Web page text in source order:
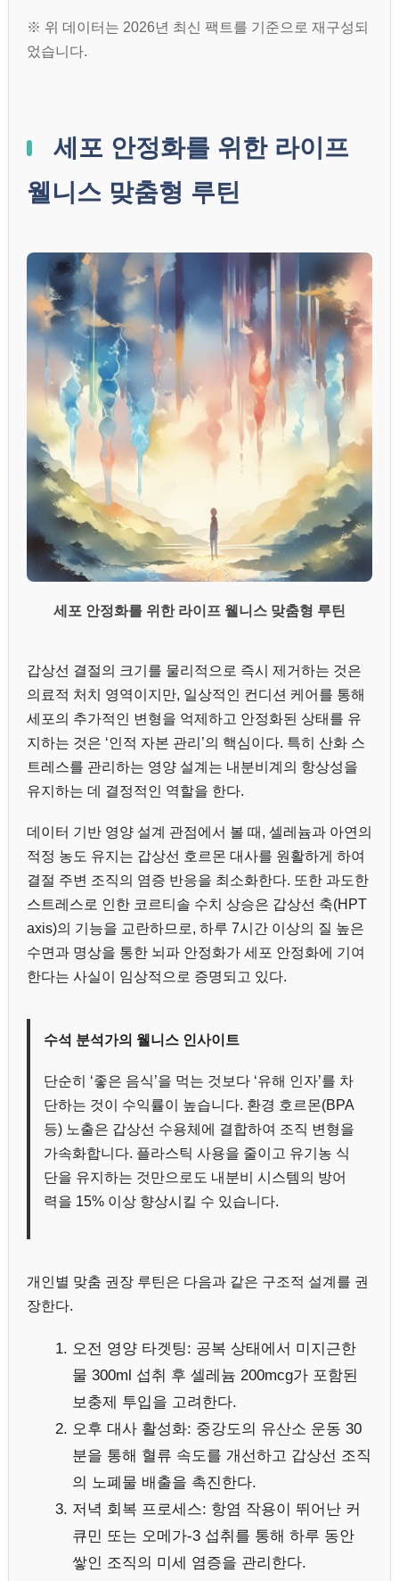
※ 위 데이터는 2026년 최신 팩트를 기준으로 재구성되
었습니다.
세포 안정화를 위한 라이프
웰니스 맞춤형 루틴
세포 안정화를 위한 라이프 웰니스 맞춤형 루틴
갑상선 결절의 크기를 물리적으로 즉시 제거하는 것은
의료적 처치 영역이지만, 일상적인 컨디션 케어를 통해
세포의 추가적인 변형을 억제하고 안정화된 상태를 유
지하는 것은 ‘인적 자본 관리’의 핵심이다. 특히 산화 스
트레스를 관리하는 영양 설계는 내분비계의 항상성을
유지하는 데 결정적인 역할을 한다.
데이터 기반 영양 설계 관점에서 볼 때, 셀레늄과 아연의
적정 농도 유지는 갑상선 호르몬 대사를 원활하게 하여
결절 주변 조직의 염증 반응을 최소화한다. 또한 과도한
스트레스로 인한 코르티솔 수치 상승은 갑상선 축(HPT
axis)의 기능을 교란하므로, 하루 7시간 이상의 질 높은
수면과 명상을 통한 뇌파 안정화가 세포 안정화에 기여
한다는 사실이 임상적으로 증명되고 있다.
수석 분석가의 웰니스 인사이트
단순히 ‘좋은 음식’을 먹는 것보다 ‘유해 인자’를 차
단하는 것이 수익률이 높습니다. 환경 호르몬(BPA
등) 노출은 갑상선 수용체에 결합하여 조직 변형을
가속화합니다. 플라스틱 사용을 줄이고 유기농 식
단을 유지하는 것만으로도 내분비 시스템의 방어
력을 15% 이상 향상시킬 수 있습니다.
개인별 맞춤 권장 루틴은 다음과 같은 구조적 설계를 권
장한다.
오전 영양 타겟팅: 공복 상태에서 미지근한
물 300ml 섭취 후 셀레늄 200mcg가 포함된
보충제 투입을 고려한다.
오후 대사 활성화: 중강도의 유산소 운동 30
분을 통해 혈류 속도를 개선하고 갑상선 조직
의 노폐물 배출을 촉진한다.
저녁 회복 프로세스: 항염 작용이 뛰어난 커
큐민 또는 오메가-3 섭취를 통해 하루 동안
쌓인 조직의 미세 염증을 관리한다.